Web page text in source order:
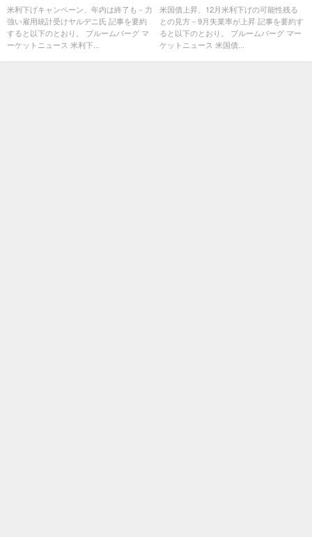
ルデニ氏
米利下げキャンペーン、年内は終了も－力
強い雇用統計受けヤルデニ氏 記事を要約
すると以下のとおり。 ブルームバーグ マ
ーケットニュース 米利下...
上昇
米国債上昇、12月米利下げの可能性残る
との見方－9月失業率が上昇 記事を要約す
ると以下のとおり。 ブルームバーグ マー
ケットニュース 米国債...